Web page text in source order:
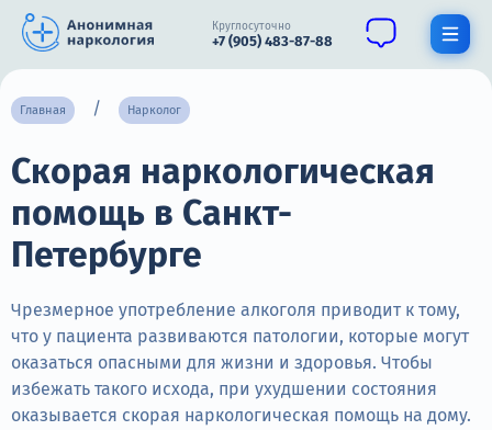
Круглосуточно
+7 (905) 483-87-88
О нас
Наркомания
Алкоголизм
Нарколог
Стационар
Главная Нарколог
Скорая наркологическая
помощь в Санкт-
Петербурге
Чрезмерное употребление алкоголя приводит к тому,
что у пациента развиваются патологии, которые могут
оказаться опасными для жизни и здоровья. Чтобы
избежать такого исхода, при ухудшении состояния
оказывается скорая наркологическая помощь на дому.